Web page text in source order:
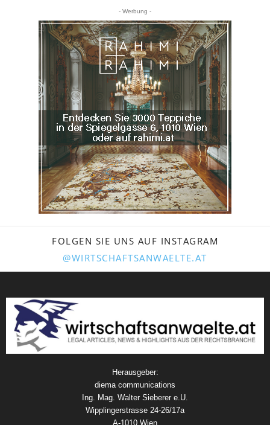
- Werbung -
FOLGEN SIE UNS AUF INSTAGRAM
@WIRTSCHAFTSANWAELTE.AT
Herausgeber:
diema communications
Ing. Mag. Walter Sieberer e.U.
Wipplingerstrasse 24-26/17a
A-1010 Wien